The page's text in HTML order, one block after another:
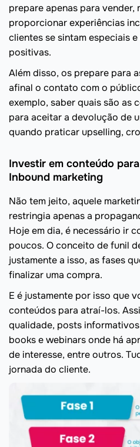
prepare apenas para vender,
proporcionar experiências
clientes se sintam especiais
positivas.
Além disso, os prepare para
afinal o contato com o
exemplo, saber quais são as
para aceitar a devolução de
quando praticar upselling,
Investir em conteúdo
Inbound marketing
Não tem jeito, aquele
restringia apenas a
Hoje em dia, é necessário ir
poucos. O conceito de funil
justamente a isso, as fases
finalizar uma compra.
E é justamente por isso que
conteúdos para atraí-los.
qualidade, posts
books e webinars onde há
de interesse, entre outros.
jornada do cliente.